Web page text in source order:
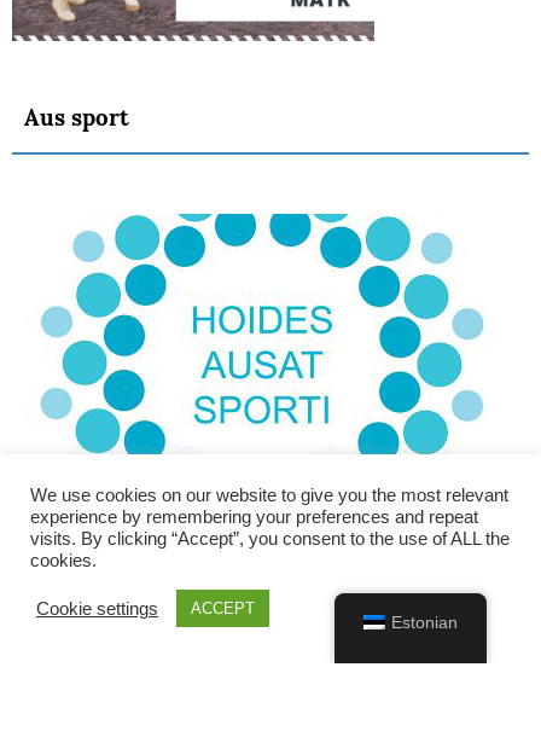
Aus sport
We use cookies on our website to give you the most relevant
experience by remembering your preferences and repeat
visits. By clicking “Accept”, you consent to the use of ALL the
cookies.
Cookie settings ACCEPT
Estonian